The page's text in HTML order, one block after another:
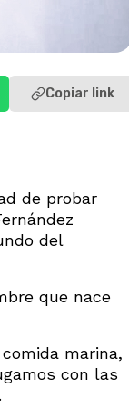
Copiar link
de probar
del
que nace
marina,
con las